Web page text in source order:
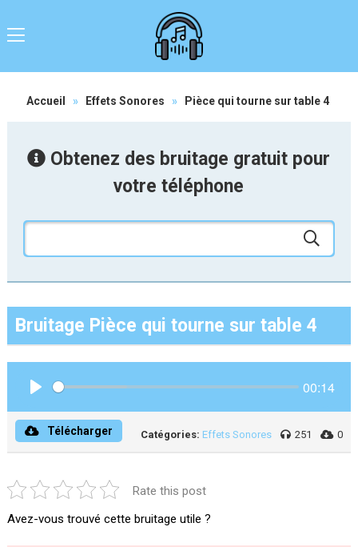
Accueil » Effets Sonores » Pièce qui tourne sur table 4
Obtenez des bruitage gratuit pour
votre téléphone
Bruitage Pièce qui tourne sur table 4
00:14
Télécharger Catégories: Effets Sonores 251 0
Rate this post
Avez-vous trouvé cette bruitage utile ?